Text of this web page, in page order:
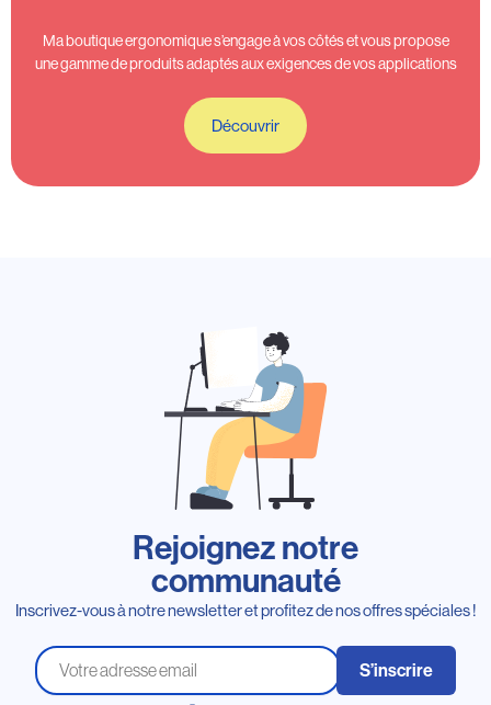
Ma boutique ergonomique s’engage à vos côtés et vous propose
une gamme de produits adaptés aux exigences de vos applications
Découvrir
Rejoignez notre
communauté
Inscrivez-vous à notre newsletter et profitez de nos offres spéciales !
S’inscrire